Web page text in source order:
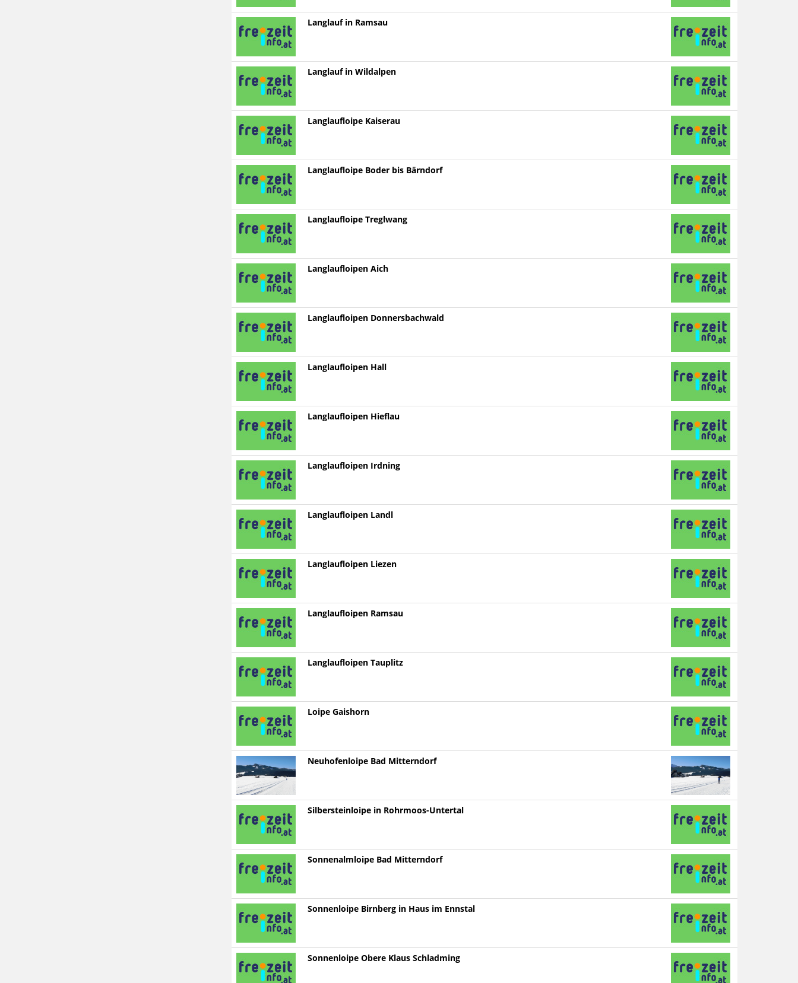
Langlauf in Ramsau
Langlauf in Wildalpen
Langlaufloipe Kaiserau
Langlaufloipe Boder bis Bärndorf
Langlaufloipe Treglwang
Langlaufloipen Aich
Langlaufloipen Donnersbachwald
Langlaufloipen Hall
Langlaufloipen Hieflau
Langlaufloipen Irdning
Langlaufloipen Landl
Langlaufloipen Liezen
Langlaufloipen Ramsau
Langlaufloipen Tauplitz
Loipe Gaishorn
Neuhofenloipe Bad Mitterndorf
Silbersteinloipe in Rohrmoos-Untertal
Sonnenalmloipe Bad Mitterndorf
Sonnenloipe Birnberg in Haus im Ennstal
Sonnenloipe Obere Klaus Schladming